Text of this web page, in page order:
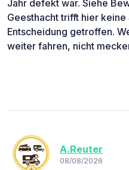
Jahr defekt war. Siehe
Geesthacht trifft hier
Entscheidung getroffen.
weiter fahren, nicht
A.Reuter
08/08/2026